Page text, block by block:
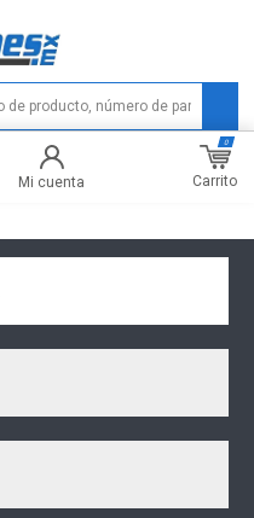
Mi cuenta Carrito
0